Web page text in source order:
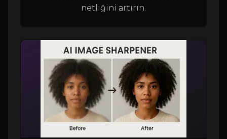
netliğini artırın.